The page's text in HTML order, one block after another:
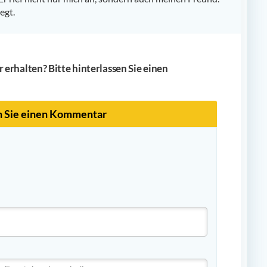
erhalten? Bitte hinterlassen Sie einen
einen Kommentar